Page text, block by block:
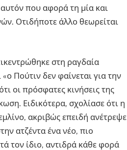
που αφορά τη μία και
Οτιδήποτε άλλο θεωρείται
στη ραγδαία
Πούτιν δεν φαίνεται για την
οι πρόσφατες κινήσεις της
Ειδικότερα, σχολίασε ότι η
ακριβώς επειδή ανέτρεψε
ατζέντα ένα νέο, πιο
τον ίδιο, αντιδρά κάθε φορά